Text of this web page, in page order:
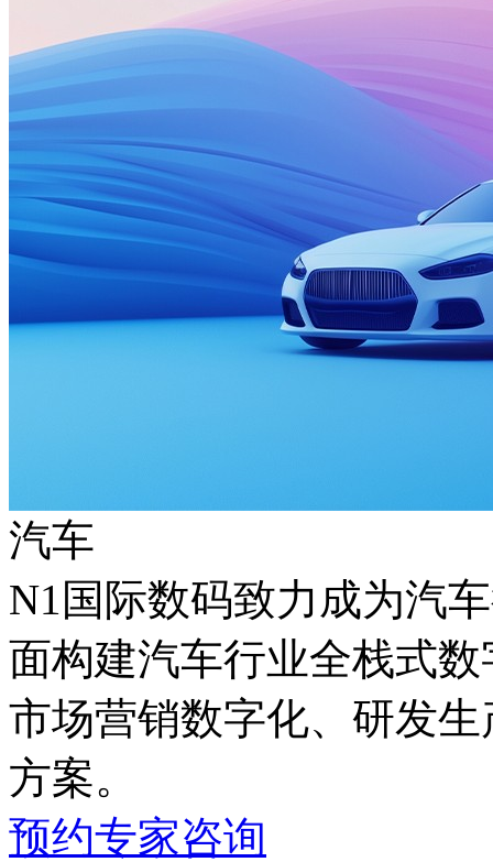
汽车
N1国际数码致力成为汽车
面构建汽车行业全栈式数字
市场营销数字化、研发
方案。
预约专家咨询